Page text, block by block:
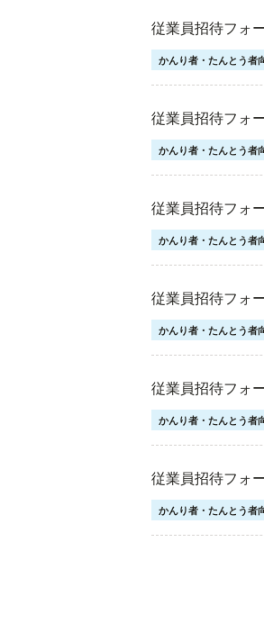
従業員招待フォ
かんり者・たんとう者
従業員招待フォ
かんり者・たんとう者
従業員招待フォ
かんり者・たんとう者
従業員招待フォ
かんり者・たんとう者
従業員招待フォ
かんり者・たんとう者
従業員招待フォ
かんり者・たんとう者